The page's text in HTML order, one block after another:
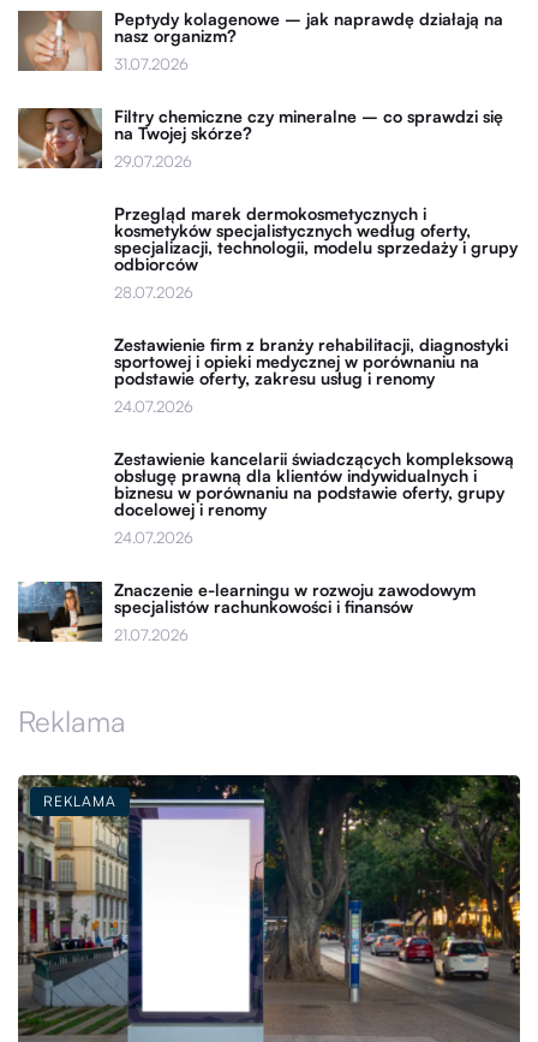
Peptydy kolagenowe – jak naprawdę działają na
nasz organizm?
31.07.2026
Filtry chemiczne czy mineralne – co sprawdzi się
na Twojej skórze?
29.07.2026
Przegląd marek dermokosmetycznych i
kosmetyków specjalistycznych według oferty,
specjalizacji, technologii, modelu sprzedaży i grupy
odbiorców
28.07.2026
Zestawienie firm z branży rehabilitacji, diagnostyki
sportowej i opieki medycznej w porównaniu na
podstawie oferty, zakresu usług i renomy
24.07.2026
Zestawienie kancelarii świadczących kompleksową
obsługę prawną dla klientów indywidualnych i
biznesu w porównaniu na podstawie oferty, grupy
docelowej i renomy
24.07.2026
Znaczenie e-learningu w rozwoju zawodowym
specjalistów rachunkowości i finansów
21.07.2026
Reklama
REKLAMA